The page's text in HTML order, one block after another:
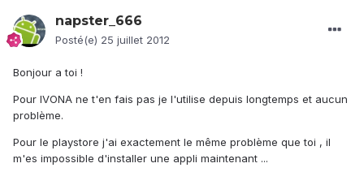
napster_666
Posté(e) 25 juillet 2012
Bonjour a toi !
Pour IVONA ne t'en fais pas je l'utilise depuis longtemps et aucun
problème.
Pour le playstore j'ai exactement le même problème que toi , il
m'es impossible d'installer une appli maintenant ...